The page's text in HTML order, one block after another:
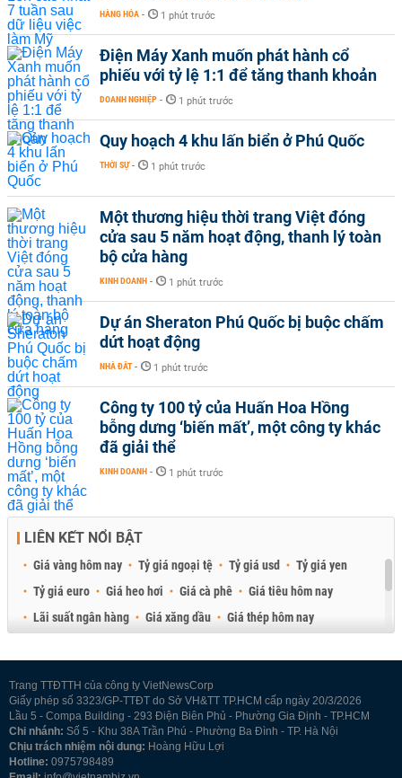
HÀNG HÓA - 1 phút trước
Điện Máy Xanh muốn phát hành cổ
phiếu với tỷ lệ 1:1 để tăng thanh khoản
DOANH NGHIỆP - 1 phút trước
Quy hoạch 4 khu lấn biển ở Phú Quốc
THỜI SỰ - 1 phút trước
Một thương hiệu thời trang Việt đóng
cửa sau 5 năm hoạt động, thanh lý toàn
bộ cửa hàng
KINH DOANH - 1 phút trước
Dự án Sheraton Phú Quốc bị buộc chấm
dứt hoạt động
NHÀ ĐẤT - 1 phút trước
Công ty 100 tỷ của Huấn Hoa Hồng
bỗng dưng ‘biến mất’, một công ty khác
đã giải thể
KINH DOANH - 1 phút trước
LIÊN KẾT NỔI BẬT
Giá vàng hôm nay Tỷ giá ngoại tệ Tỷ giá usd
Tỷ giá yen
Tỷ giá euro
Giá heo hơi Giá cà phê
Giá tiêu hôm nay
Lãi suất ngân hàng
Giá xăng dầu
Giá thép hôm nay
Trang TTĐTTH của công ty VietNewsCorp
Giấy phép số 3323/GP-TTĐT do Sở VH&TT TP.HCM cấp ngày 20/3/2026
Lầu 5 - Compa Building - 293 Điện Biên Phủ - Phường Gia Định - TP.HCM
Chi nhánh: Số 5 - Khu 38A Trần Phú - Phường Ba Đình - TP. Hà Nội
Chịu trách nhiệm nội dung: Hoàng Hữu Lợi
Hotline: 0975798489